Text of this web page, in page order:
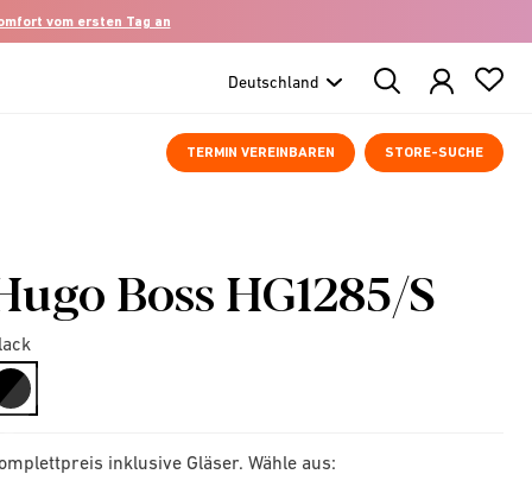
vom ersten Tag an
Search
Products
TERMIN VEREINBAREN STORE-SUCHE
Boss HG1285/S
selected
inklusive Gläser. Wähle aus: